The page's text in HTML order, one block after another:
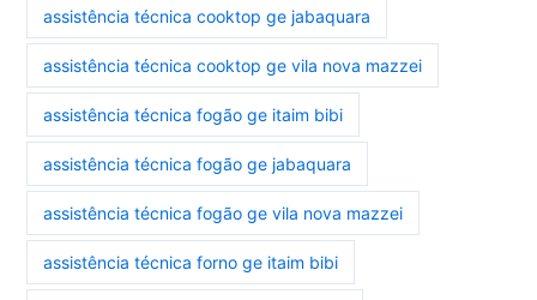
assistência técnica cooktop ge jabaquara
assistência técnica cooktop ge vila nova mazzei
assistência técnica fogão ge itaim bibi
assistência técnica fogão ge jabaquara
assistência técnica fogão ge vila nova mazzei
assistência técnica forno ge itaim bibi